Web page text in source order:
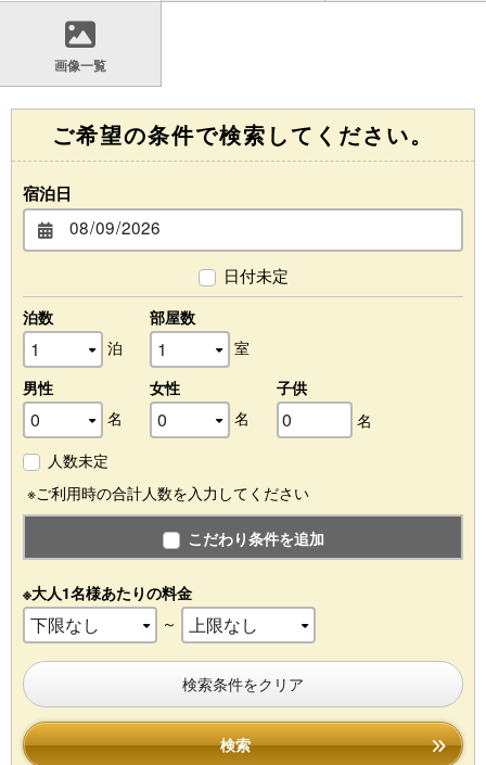
画像一覧
ご希望の条件で検索してください。
宿泊日
日付未定
泊数
泊
部屋数
室
男性
名
女性
名
子供
名
人数未定
※ご利用時の合計人数を入力してください
こだわり条件を追加
※大人1名様あたりの料金
～
検索条件をクリア
検索